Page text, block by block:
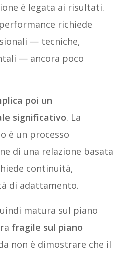
è legata ai risultati.
richiede
— tecniche,
— ancora poco
poi un
significativo. La
è un processo
di una relazione basata
continuità,
di adattamento.
matura sul piano
fragile sul piano
non è dimostrare che il